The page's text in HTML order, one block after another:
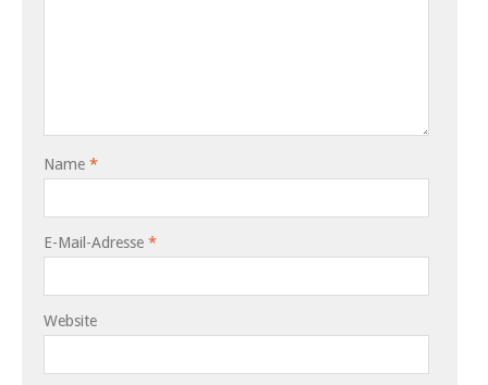
Name *
E-Mail-Adresse *
Website